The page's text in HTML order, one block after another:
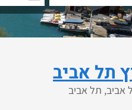
תל אביב